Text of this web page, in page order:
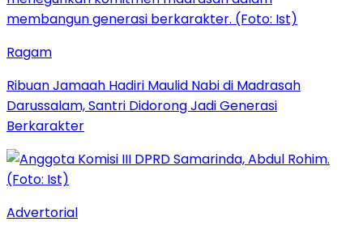
Ragam
Ribuan Jamaah Hadiri Maulid Nabi di Madrasah
Darussalam, Santri Didorong Jadi Generasi
Berkarakter
Advertorial